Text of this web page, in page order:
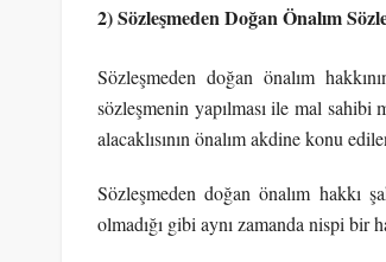
2) Sözleşmeden Doğan Önalım
Sözleşmeden doğan önalım
sözleşmenin yapılması ile mal
alacaklısının önalım akdine konu
Sözleşmeden doğan önalım hakkı
olmadığı gibi aynı zamanda nispi bir